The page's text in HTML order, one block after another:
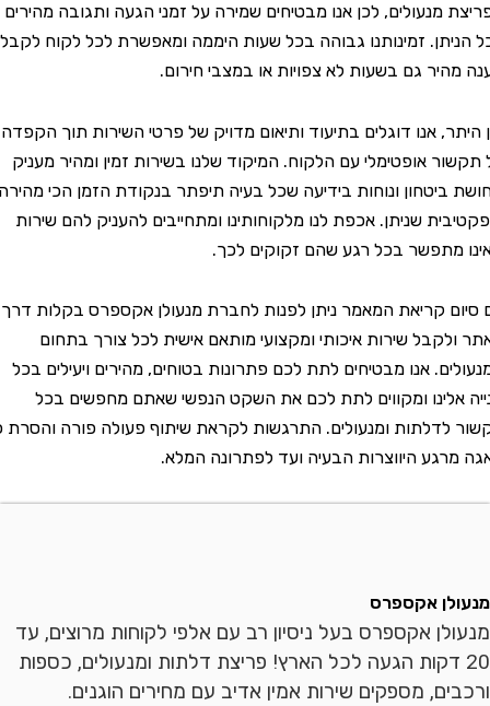
לכן אנו מבטיחים שמירה על זמני הגעה ותגובה מהירים
זמינותנו גבוהה בכל שעות היממה ומאפשרת לכל לקוח לקבל
גם בשעות לא צפויות או במצבי חירום.
אנו דוגלים בתיעוד ותיאום מדויק של פרטי השירות תוך הקפדה
אופטימלי עם הלקוח. המיקוד שלנו בשירות זמין ומהיר מעניק
ונוחות בידיעה שכל בעיה תיפתר בנקודת הזמן הכי מהירה
שניתן. אכפת לנו מלקוחותינו ומתחייבים להעניק להם שירות
בכל רגע שהם זקוקים לכך.
קריאת המאמר ניתן לפנות לחברת מנעולן אקספרס בקלות דרך
שירות איכותי ומקצועי מותאם אישית לכל צורך בתחום
אנו מבטיחים לתת לכם פתרונות בטוחים, מהירים ויעילים בכל
ומקווים לתת לכם את השקט הנפשי שאתם מחפשים בכל
ומנעולים. התרגשות לקראת שיתוף פעולה פורה והסרת כל
היווצרות הבעיה ועד לפתרונה המלא.
אקספרס
אקספרס בעל ניסיון רב עם אלפי לקוחות מרוצים, עד
דקות הגעה לכל הארץ! פריצת דלתות ומנעולים, כספות
מספקים שירות אמין אדיב עם מחירים הוגנים.